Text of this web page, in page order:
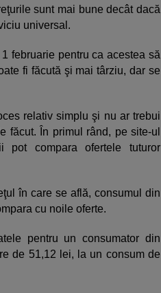
sunt mai bune decât dacă
universal.
februarie pentru ca acestea să
fi făcută şi mai târziu, dar se
relativ simplu şi nu ar trebui
făcut. În primul rând, pe site-ul
pot compara ofertele tuturor
în care se află, consumul din
cu noile oferte.
pentru un consumator din
de 51,12 lei, la un consum de